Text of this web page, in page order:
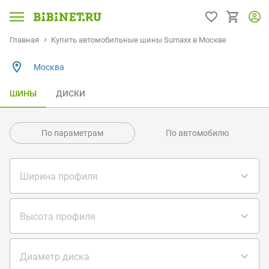
Главная Купить автомобильные шины Sumaxx в Москве
Москва
ШИНЫ ДИСКИ
По параметрам По автомобилю
Ширина профиля
Высота профиля
Диаметр диска